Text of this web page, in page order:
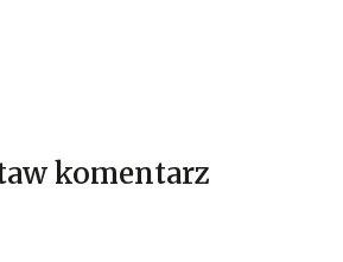
komentarz